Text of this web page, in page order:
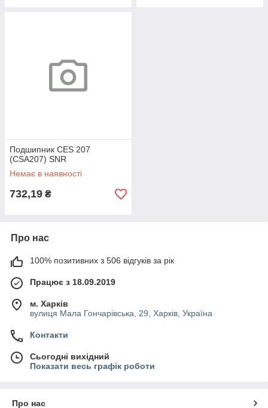
Подшипник CES 207
(CSA207) SNR
Немає в наявності
732,19 ₴
Про нас
100% позитивних з 506 відгуків за рік
Працює з 18.09.2019
м. Харків
вулиця Мала Гончарівська, 29, Харків, Україна
Контакти
Сьогодні вихідний
Показати весь графік роботи
Про нас